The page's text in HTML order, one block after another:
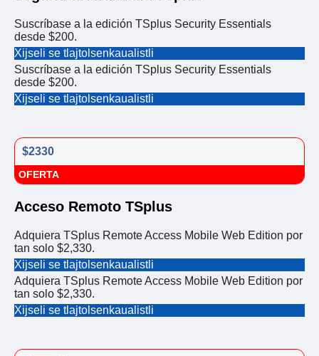
Suscríbase a la edición TSplus Security Essentials
desde $200.
Xijseli se tlajtolsenkaualistli
Suscríbase a la edición TSplus Security Essentials
desde $200.
Xijseli se tlajtolsenkaualistli
$2330
OFERTA
Acceso Remoto TSplus
Adquiera TSplus Remote Access Mobile Web Edition por
tan solo $2,330.
Xijseli se tlajtolsenkaualistli
Adquiera TSplus Remote Access Mobile Web Edition por
tan solo $2,330.
Xijseli se tlajtolsenkaualistli